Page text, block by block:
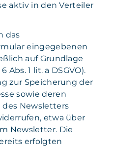
aktiv in den Verteiler
das
eingegebenen
auf Grundlage
Abs. 1 lit. a DSGVO).
zur Speicherung der
sowie deren
des Newsletters
etwa über
Newsletter. Die
erfolgten